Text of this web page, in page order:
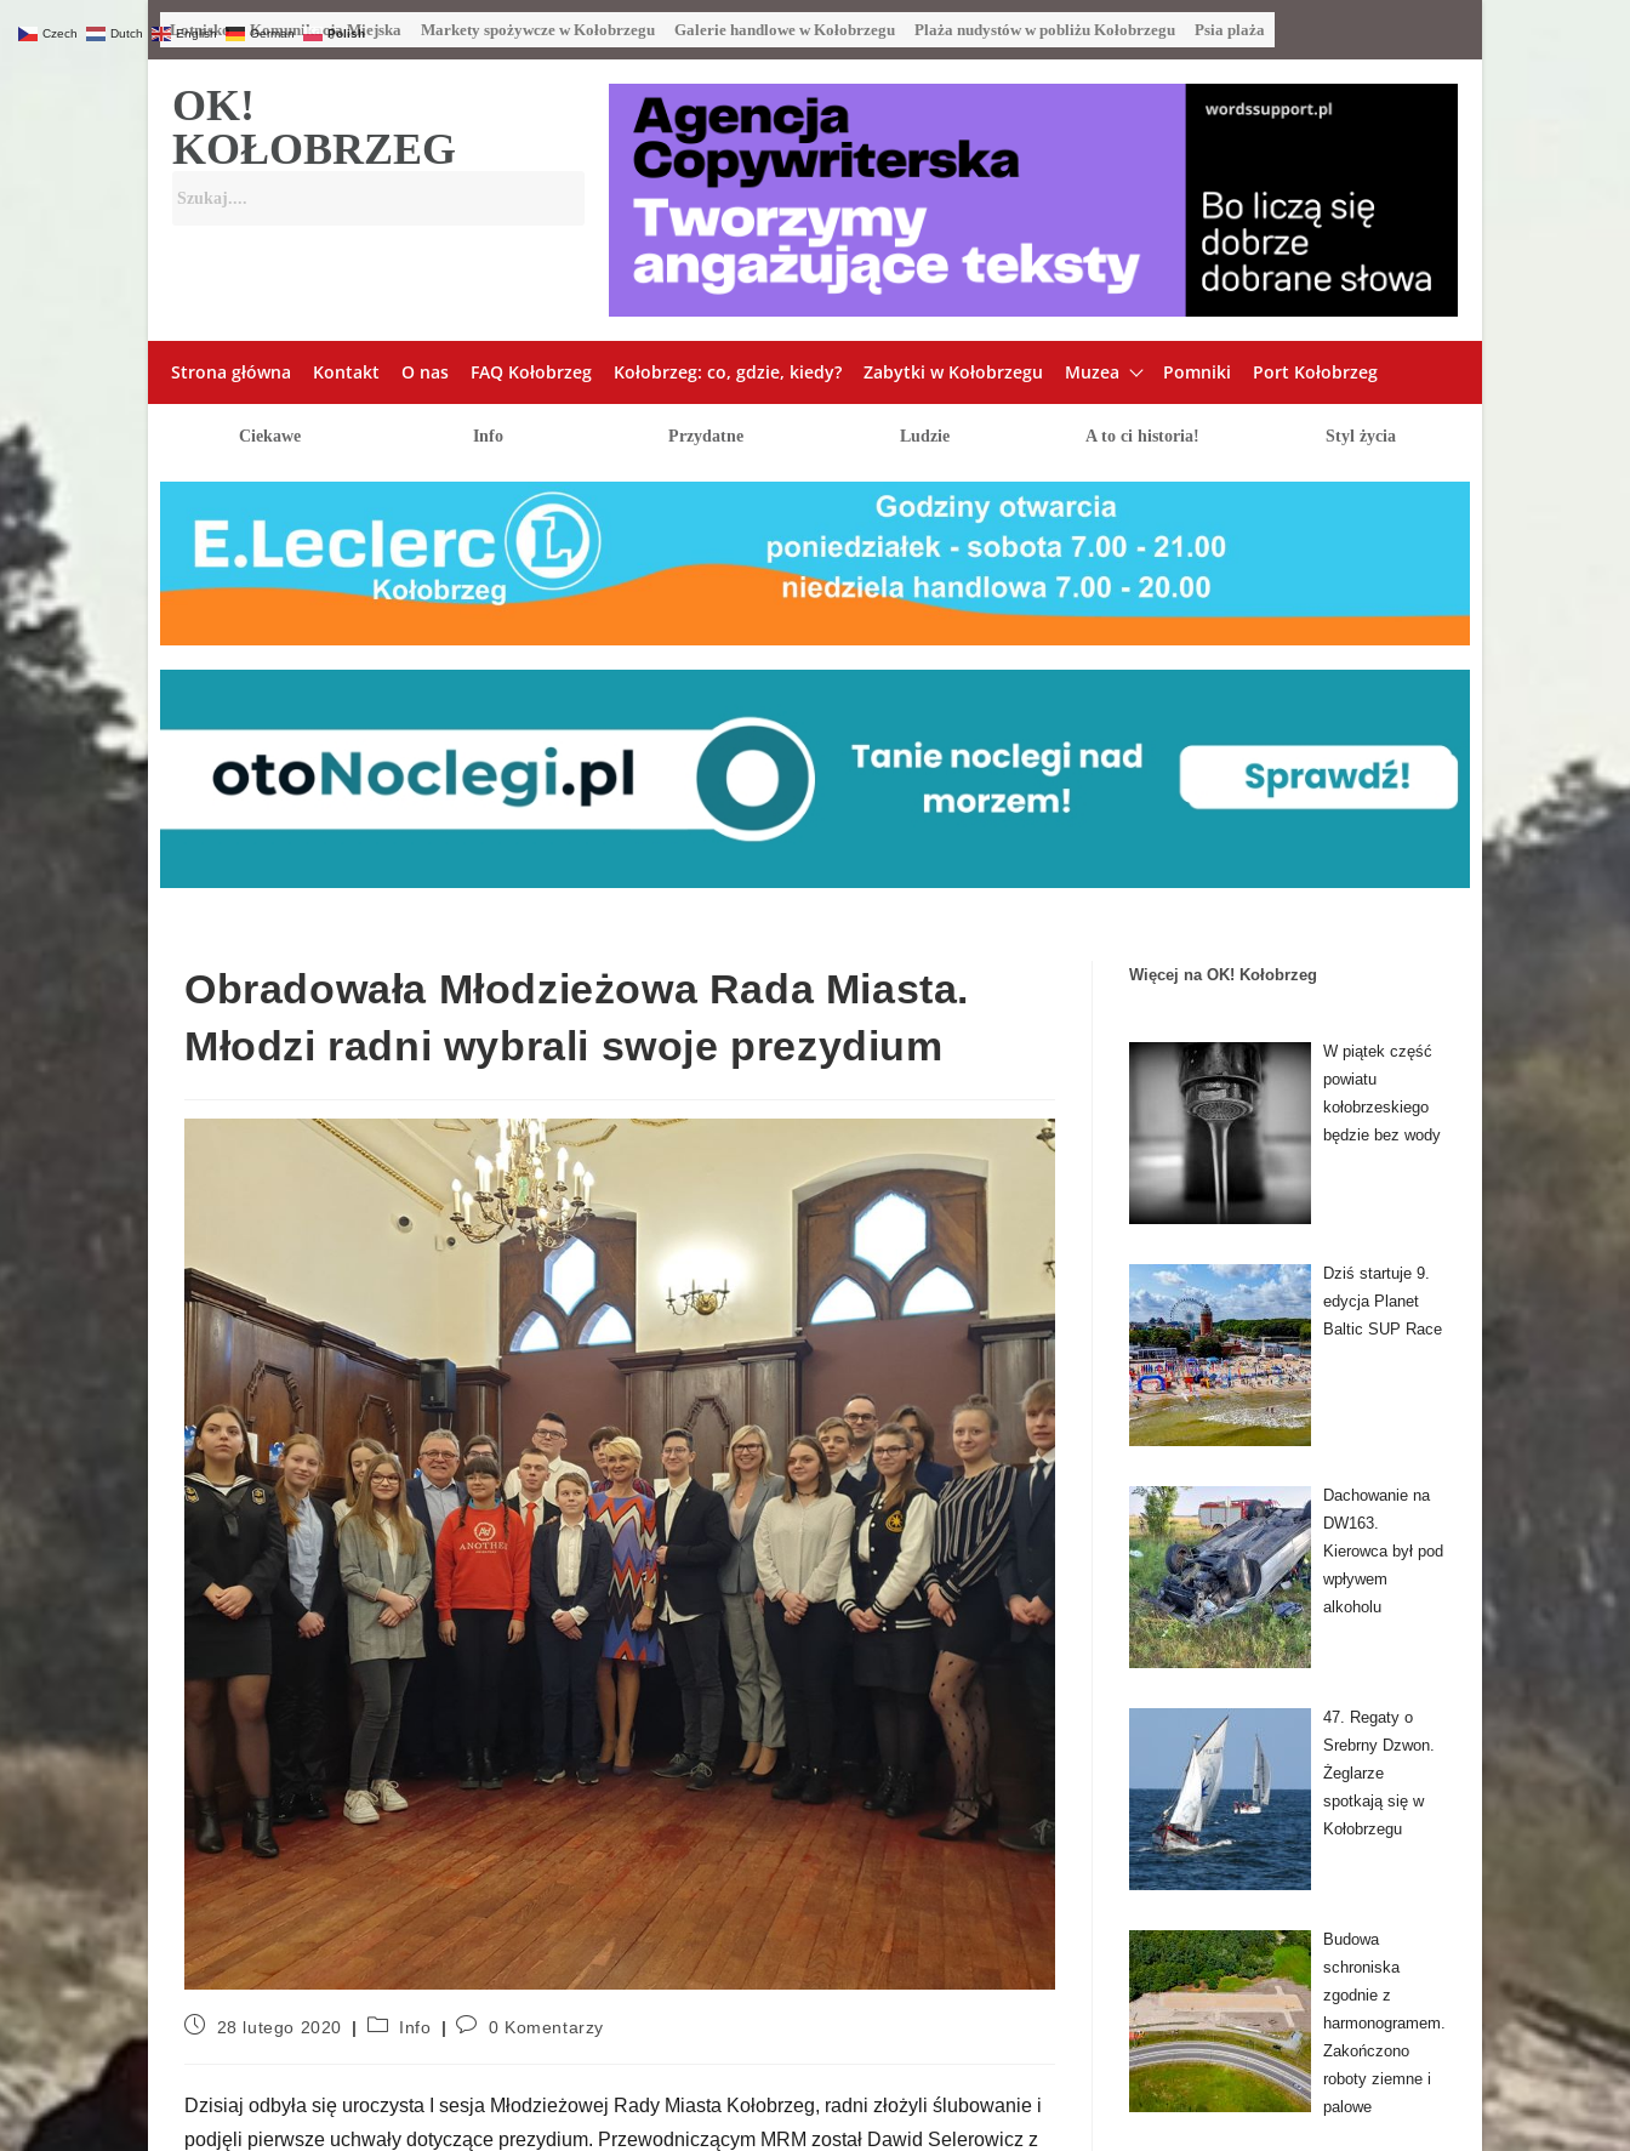
Lotnisko Komunikacja Miejska Markety spożywcze w Kołobrzegu Galerie handlowe w Kołobrzegu Plaża nudystów w pobliżu Kołobrzegu Psia plaża
OK!
KOŁOBRZEG
Strona główna Kontakt O nas FAQ Kołobrzeg Kołobrzeg: co, gdzie, kiedy? Zabytki w Kołobrzegu Muzea Pomniki Port Kołobrzeg
Ciekawe Info Przydatne Ludzie A to ci historia! Styl życia
Obradowała Młodzieżowa Rada Miasta.
Młodzi radni wybrali swoje prezydium
28 lutego 2020 Info 0 Komentarzy
Dzisiaj odbyła się uroczysta I sesja Młodzieżowej Rady Miasta Kołobrzeg, radni złożyli ślubowanie i
podjęli pierwsze uchwały dotyczące prezydium. Przewodniczącym MRM został Dawid Selerowicz z
Więcej na OK! Kołobrzeg
W piątek część
powiatu
kołobrzeskiego
będzie bez wody
Dziś startuje 9.
edycja Planet
Baltic SUP Race
Dachowanie na
DW163.
Kierowca był pod
wpływem
alkoholu
47. Regaty o
Srebrny Dzwon.
Żeglarze
spotkają się w
Kołobrzegu
Budowa
schroniska
zgodnie z
harmonogramem.
Zakończono
roboty ziemne i
palowe
Czech Dutch English German Polish